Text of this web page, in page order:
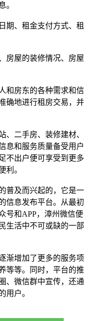
。
期、租金支付方式、租
房屋的装修情况、房屋
和房东的各种需求和信
确地进行租房交易，并
、二手房、装修建材、
息和服务质量备受用户
不出户便可享受到更多
利。
普及而兴起的，它是一
信息发布平台。从最初
号和APP，漳州微信便
生活中不可或缺的一部
渐增加了更多的服务项
等等。同时，平台的推
、微信群中宣传，还通
用户。